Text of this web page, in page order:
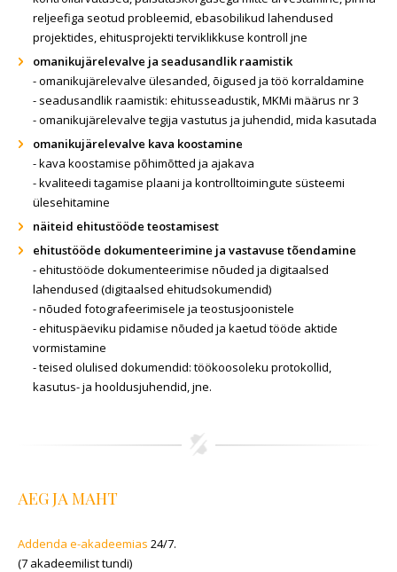
reljeefiga seotud probleemid, ebasobilikud lahendused
projektides, ehitusprojekti terviklikkuse kontroll jne
omanikujärelevalve ja seadusandlik raamistik
- omanikujärelevalve ülesanded, õigused ja töö korraldamine
- seadusandlik raamistik: ehitusseadustik, MKMi määrus nr 3
- omanikujärelevalve tegija vastutus ja juhendid, mida kasutada
omanikujärelevalve kava koostamine
-kava koostamise põhimõtted ja ajakava
- kvaliteedi tagamise plaani ja kontrolltoimingute süsteemi
ülesehitamine
näiteid ehitustööde teostamisest
ehitustööde dokumenteerimine ja vastavuse tõendamine
-ehitustööde dokumenteerimise nõuded ja digitaalsed
lahendused (digitaalsed ehitudsokumendid)
- nõuded fotografeerimisele ja teostusjoonistele
- ehituspäeviku pidamise nõuded ja kaetud tööde aktide
vormistamine
- teised olulised dokumendid: töökoosoleku protokollid,
kasutus- ja hooldusjuhendid, jne.
AEG JA MAHT
Addenda e-akadeemias 24/7.
(7 akadeemilist tundi)